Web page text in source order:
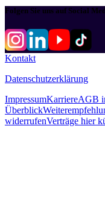
Folgen Sie uns auf Social
Kontakt
Datenschutzerklärung
ImpressumKarriereAGB
Überblick
widerrufenVerträge hier